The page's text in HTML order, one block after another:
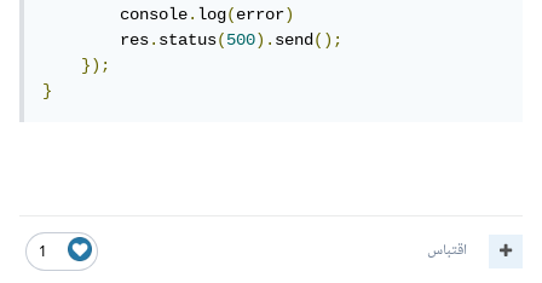
        console
.log(error)
        res
.status(500).send();
});
}
1 اقتباس